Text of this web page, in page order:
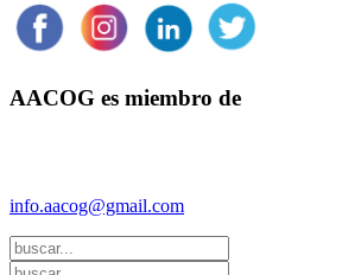
AACOG es miembro de
info.aacog@gmail.com